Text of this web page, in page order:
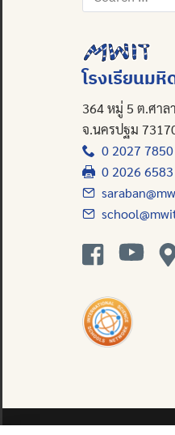
for:
โรงเรียนม
364 หมู่ 5 ต.ศา
จ.นครปฐม
0 2027 7850
0 2026 6583